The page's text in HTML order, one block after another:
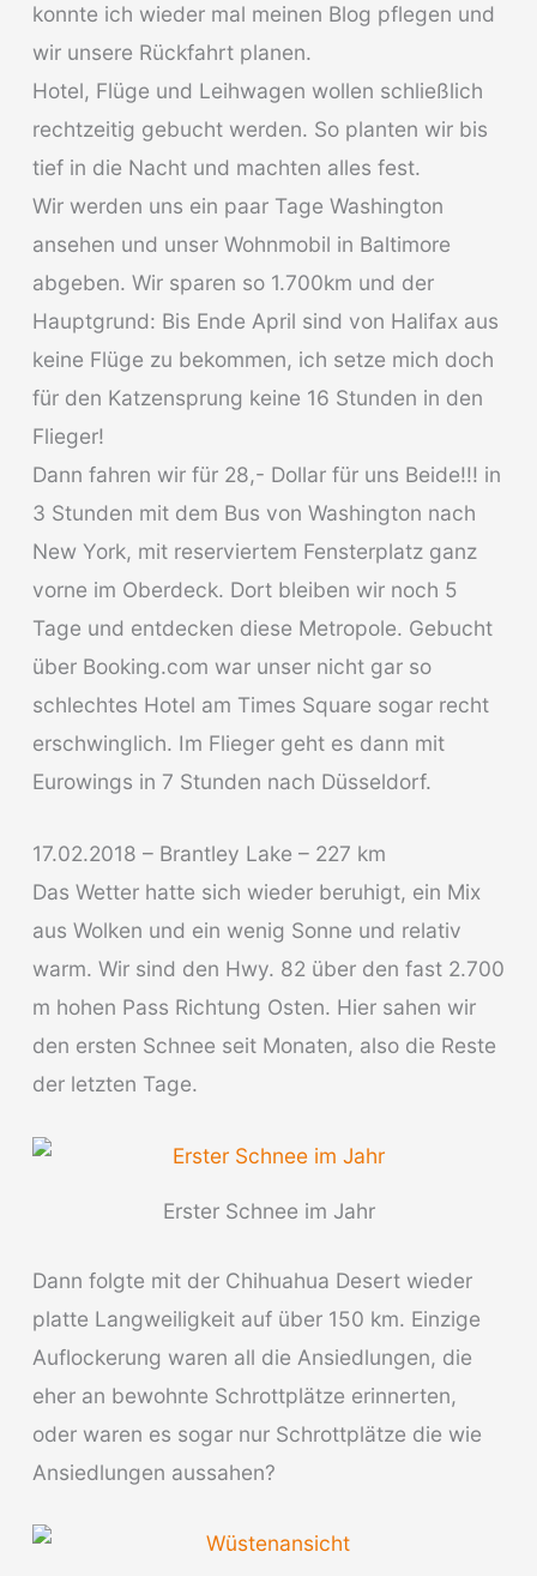
konnte ich wieder mal meinen Blog pflegen und
wir unsere Rückfahrt planen.
Hotel, Flüge und Leihwagen wollen schließlich
rechtzeitig gebucht werden. So planten wir bis
tief in die Nacht und machten alles fest.
Wir werden uns ein paar Tage Washington
ansehen und unser Wohnmobil in Baltimore
abgeben. Wir sparen so 1.700km und der
Hauptgrund: Bis Ende April sind von Halifax aus
keine Flüge zu bekommen, ich setze mich doch
für den Katzensprung keine 16 Stunden in den
Flieger!
Dann fahren wir für 28,- Dollar für uns Beide!!! in
3 Stunden mit dem Bus von Washington nach
New York, mit reserviertem Fensterplatz ganz
vorne im Oberdeck. Dort bleiben wir noch 5
Tage und entdecken diese Metropole. Gebucht
über Booking.com war unser nicht gar so
schlechtes Hotel am Times Square sogar recht
erschwinglich. Im Flieger geht es dann mit
Eurowings in 7 Stunden nach Düsseldorf.
17.02.2018 – Brantley Lake – 227 km
Das Wetter hatte sich wieder beruhigt, ein Mix
aus Wolken und ein wenig Sonne und relativ
warm. Wir sind den Hwy. 82 über den fast 2.700
m hohen Pass Richtung Osten. Hier sahen wir
den ersten Schnee seit Monaten, also die Reste
der letzten Tage.
Erster Schnee im Jahr
Dann folgte mit der Chihuahua Desert wieder
platte Langweiligkeit auf über 150 km. Einzige
Auflockerung waren all die Ansiedlungen, die
eher an bewohnte Schrottplätze erinnerten,
oder waren es sogar nur Schrottplätze die wie
Ansiedlungen aussahen?